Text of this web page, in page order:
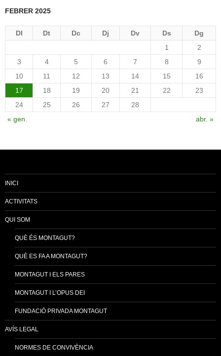
FEBRER 2025
Dl Dt Dc Dj Dv Ds
Dg
1
2
3
4 5 6 7 8
9
10
11 12 13 14 15
16
17
18 19 20 21 22
23
24
25 26 27
28
« gen.
abr. »
INICI
ACTIVITATS
QUI SOM
QUÈ ÉS MONTAGUT?
QUÈ ES FA A MONTAGUT?
MONTAGUT I ELS PARES
MONTAGUT I L’OPUS DEI
FUNDACIÓ PRIVADA MONTAGUT
AVÍS LEGAL
NORMES DE CONVIVÈNCIA